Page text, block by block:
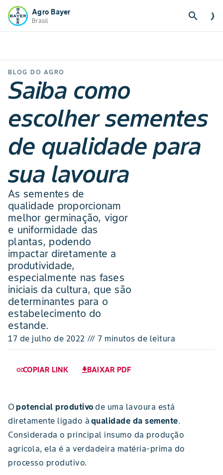
Agro Bayer
Brasil search
BLOG DO AGRO
Saiba como
escolher sementes
de qualidade para
sua lavoura
As sementes de
qualidade proporcionam
melhor germinação, vigor
e uniformidade das
plantas, podendo
impactar diretamente a
produtividade,
especialmente nas fases
iniciais da cultura, que são
determinantes para o
estabelecimento do
estande.
17 de julho de 2022 /// 7 minutos de leitura
COPIAR LINK
link BAIXAR PDF
download
O potencial produtivo de uma lavoura está
diretamente ligado à qualidade da semente.
Considerada o principal insumo da produção
agrícola, ela é a verdadeira matéria-prima do
processo produtivo.